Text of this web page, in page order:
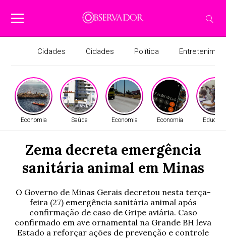
Cidades Cidades Política
Economia Saúde Economia Economia
Zema decreta emergência
sanitária animal em Minas
O Governo de Minas Gerais decretou nesta terça-
feira (27) emergência sanitária animal após
confirmação de caso de Gripe aviária. Caso
confirmado em ave ornamental na Grande BH leva
Estado a reforçar ações de prevenção e controle